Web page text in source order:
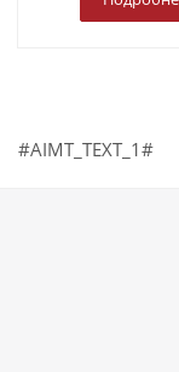
#AIMT_TEXT_1#